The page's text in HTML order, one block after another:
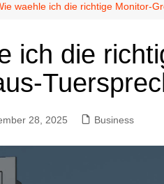
waehle ich die richtige Monitor-
ich die
28, 2025 Business